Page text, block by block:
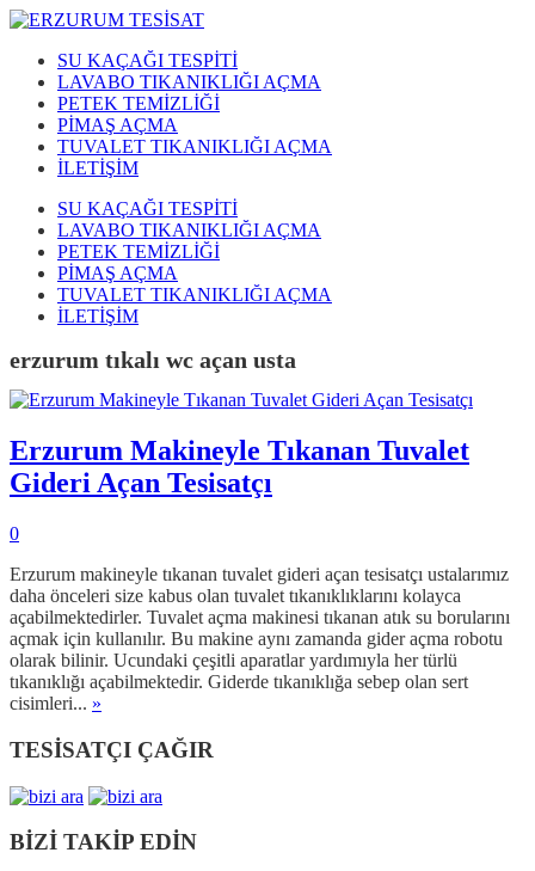
SU KAÇAĞI TESPİTİ
LAVABO TIKANIKLIĞI AÇMA
PETEK TEMİZLİĞİ
PİMAŞ AÇMA
TUVALET TIKANIKLIĞI AÇMA
İLETİŞİM
SU KAÇAĞI TESPİTİ
LAVABO TIKANIKLIĞI AÇMA
PETEK TEMİZLİĞİ
PİMAŞ AÇMA
TUVALET TIKANIKLIĞI AÇMA
İLETİŞİM
erzurum tıkalı wc açan usta
Erzurum Makineyle Tıkanan Tuvalet
Gideri Açan Tesisatçı
0
Erzurum makineyle tıkanan tuvalet gideri açan tesisatçı ustalarımız
daha önceleri size kabus olan tuvalet tıkanıklıklarını kolayca
açabilmektedirler. Tuvalet açma makinesi tıkanan atık su borularını
açmak için kullanılır. Bu makine aynı zamanda gider açma robotu
olarak bilinir. Ucundaki çeşitli aparatlar yardımıyla her türlü
tıkanıklığı açabilmektedir. Giderde tıkanıklığa sebep olan sert
cisimleri... »
TESİSATÇI ÇAĞIR
BİZİ TAKİP EDİN